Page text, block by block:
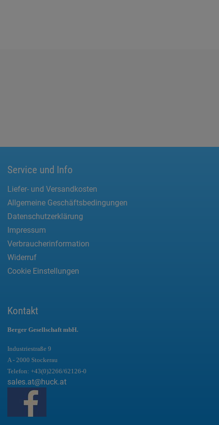
Service und Info
Liefer- und Versandkosten
Allgemeine Geschäftsbedingungen
Datenschutzerklärung
Impressum
Verbraucherinformation
Widerruf
Cookie Einstellungen
Kontakt
Berger Gesellschaft mbH.
Industriestraße 9
A - 2000 Stockerau
Telefon: +43(0)2266/62126-0
sales.at@huck.at